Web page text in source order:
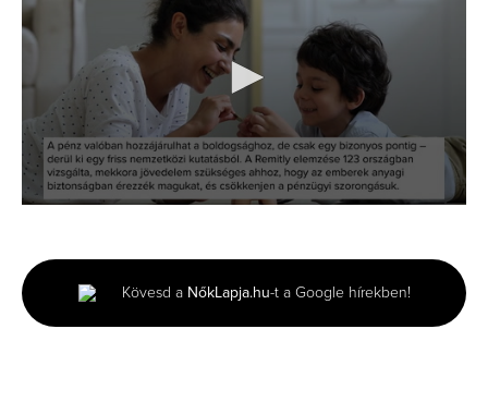
minute,
46
seconds
Kövesd a NőkLapja.hu-t a Google hírekben!